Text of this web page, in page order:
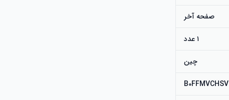
صفحه آخر
۱ عدد
چین
B0FFMVCHSV